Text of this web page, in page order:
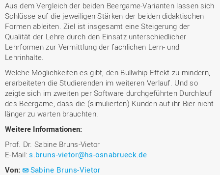
Aus dem Vergleich der beiden Beergame-Varianten lassen sich
Schlüsse auf die jeweiligen Stärken der beiden didaktischen
Formen ableiten. Ziel ist insgesamt eine Steigerung der
Qualität der Lehre durch den Einsatz unterschiedlicher
Lehrformen zur Vermittlung der fachlichen Lern- und
Lehrinhalte.
Welche Möglichkeiten es gibt, den Bullwhip-Effekt zu mindern,
erarbeiteten die Studierenden im weiteren Verlauf. Und so
zeigte sich im zweiten per Software durchgeführten Durchlauf
des Beergame, dass die (simulierten) Kunden auf ihr Bier nicht
länger zu warten brauchten.
Weitere Informationen:
Prof. Dr. Sabine Bruns-Vietor
E-Mail:s.bruns-vietor@hs-osnabrueck.de
Von:
Sabine Bruns-Vietor